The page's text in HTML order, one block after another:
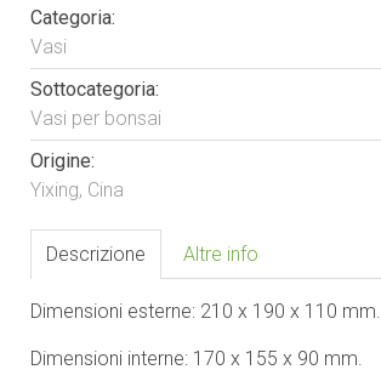
Categoria:
Vasi
Sottocategoria:
Vasi per bonsai
Origine:
Yixing, Cina
Descrizione Altre info
Dimensioni esterne: 210 x 190 x 110 mm.
Dimensioni interne: 170 x 155 x 90 mm.